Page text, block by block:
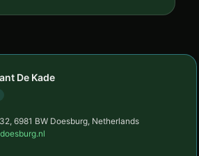
De Kade
6981 BW Doesburg, Netherlands